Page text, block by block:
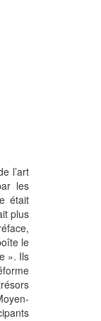
l’art
les
était
plus
le
». Ils